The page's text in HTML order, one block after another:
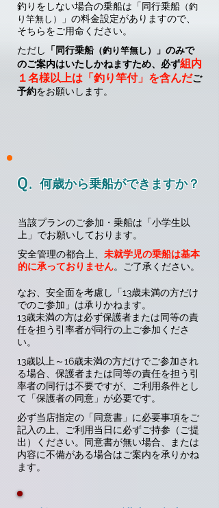
​釣りをしない場合の乗船は「同行乗船 （釣
り竿無し）
」の料金設定がありますので、
そちらをご用命ください。
​ただし
「同行乗船（釣り竿無し）
」のみで
のご案内はいたしかねますため、必ず組内
１名様以上は「釣り竿付」を含んだご
予約をお願いします。
Ｑ. 何歳から乗船ができますか？
当該プランのご参加・乗船は「小学生以
上」でお願いしております。
安全管理の都合上、 未就学児の乗船は基本
的に承っておりません。ご了承ください。
​なお、安全面を考慮し「13歳未満の方だけ
でのご参加」は承りかねます。
13歳未満の方は必ず保護者または同等の責
任を担う引率者が同行の上ご参加くださ
い。
13歳以上～16歳未満の方だけでご参加され
る場合、保護者または同等の責任を担う引
率者の同行は不要ですが、ご利用条件とし
て「保護者の同意」が必要です。
必ず当店指定の「同意書」に必要事項をご
記入の上、ご利用当日に必ずご持参（ご提
出）ください。同意書が無い場合、または
内容に不備がある場合はご案内を承りかね
ます。